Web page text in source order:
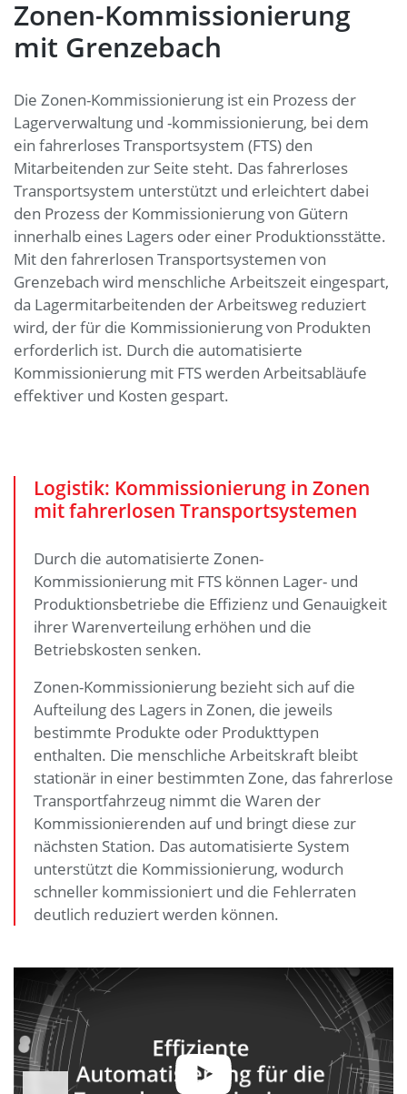
Zonen-Kommissionierung
mit Grenzebach
Die Zonen-Kommissionierung ist ein Prozess der
Lagerverwaltung und -kommissionierung, bei dem
ein fahrerloses Transportsystem (FTS) den
Mitarbeitenden zur Seite steht. Das fahrerloses
Transportsystem unterstützt und erleichtert dabei
den Prozess der Kommissionierung von Gütern
innerhalb eines Lagers oder einer Produktionsstätte.
Mit den fahrerlosen Transportsystemen von
Grenzebach wird menschliche Arbeitszeit eingespart,
da Lagermitarbeitenden der Arbeitsweg reduziert
wird, der für die Kommissionierung von Produkten
erforderlich ist. Durch die automatisierte
Kommissionierung mit FTS werden Arbeitsabläufe
effektiver und Kosten gespart.
Logistik: Kommissionierung in Zonen
mit fahrerlosen Transportsystemen
Durch die automatisierte Zonen-
Kommissionierung mit FTS können Lager- und
Produktionsbetriebe die Effizienz und Genauigkeit
ihrer Warenverteilung erhöhen und die
Betriebskosten senken.
Zonen-Kommissionierung bezieht sich auf die
Aufteilung des Lagers in Zonen, die jeweils
bestimmte Produkte oder Produkttypen
enthalten. Die menschliche Arbeitskraft bleibt
stationär in einer bestimmten Zone, das fahrerlose
Transportfahrzeug nimmt die Waren der
Kommissionierenden auf und bringt diese zur
nächsten Station. Das automatisierte System
unterstützt die Kommissionierung, wodurch
schneller kommissioniert und die Fehlerraten
deutlich reduziert werden können.